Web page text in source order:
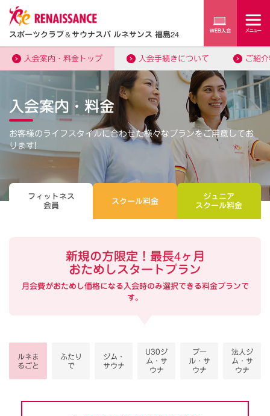
スポーツクラブ＆サウナスパ ルネサンス 福島24
入会案内・料金トップ 入会手続きについて ご紹
入会案内・料金
お客様のライフスタイルに合わせた様々なプランをご用意してお
ります!
フィットネス
会員
スクール料金
ジュニア
スクール料金
新規の方限定！最長4ヶ月
おためしスタートプラン
月会費がおためし価格になる入会時のみ選択できる料金プランで
す。
ルネま
るごと
ふたり
で
ジム・
サウナ
U30ジ
ム・サ
ウナ
プー
ル・サ
ウナ
法人ジ
ム・サ
ウナ